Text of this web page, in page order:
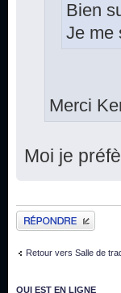
Bien
Je me
Merci
Moi je
Publier une réponse
Retour vers Salle de
QUI EST EN LIGNE